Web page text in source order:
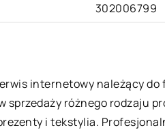
302006799
internetowy należący do
sprzedaży różnego rodzaju
i tekstylia.